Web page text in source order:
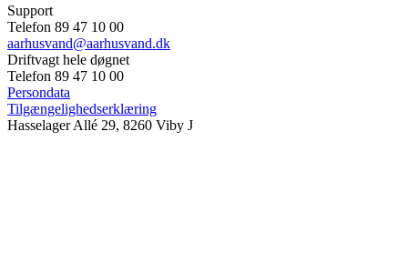
Support
Telefon 89 47 10 00
aarhusvand@aarhusvand.dk
Driftvagt hele døgnet
Telefon 89 47 10 00
Persondata
Tilgængelighedserklæring
Hasselager Allé 29, 8260 Viby J